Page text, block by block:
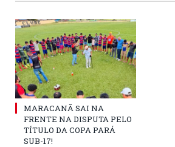
MARACANÃ SAI NA
FRENTE NA DISPUTA PELO
TÍTULO DA COPA PARÁ
SUB-17!